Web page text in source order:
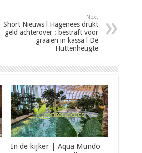
Next
Short Nieuws l Hagenees drukt
geld achterover : bestraft voor
graaien in kassa l De
Huttenheugte
In de kijker | Aqua Mundo